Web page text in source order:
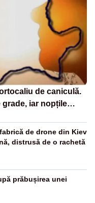
de caniculă.
grade, iar nopțile
de drone din Kiev
distrusă de o rachetă
prăbușirea unei